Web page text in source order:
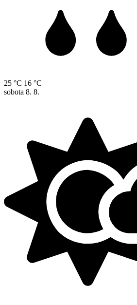
25 °C 16 °C
sobota 8. 8.